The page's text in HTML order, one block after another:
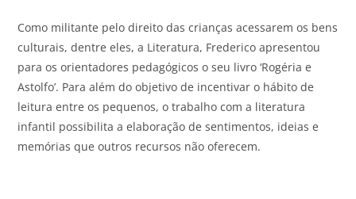
Como militante pelo direito das crianças acessarem os bens
culturais, dentre eles, a Literatura, Frederico apresentou
para os orientadores pedagógicos o seu livro ‘Rogéria e
Astolfo’. Para além do objetivo de incentivar o hábito de
leitura entre os pequenos, o trabalho com a literatura
infantil possibilita a elaboração de sentimentos, ideias e
memórias que outros recursos não oferecem.